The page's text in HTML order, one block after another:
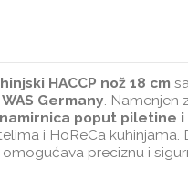
HACCP nož 18 cm
WAS Germany. Namenjen
poput piletine
i HoReCa kuhinjama.
preciznu i